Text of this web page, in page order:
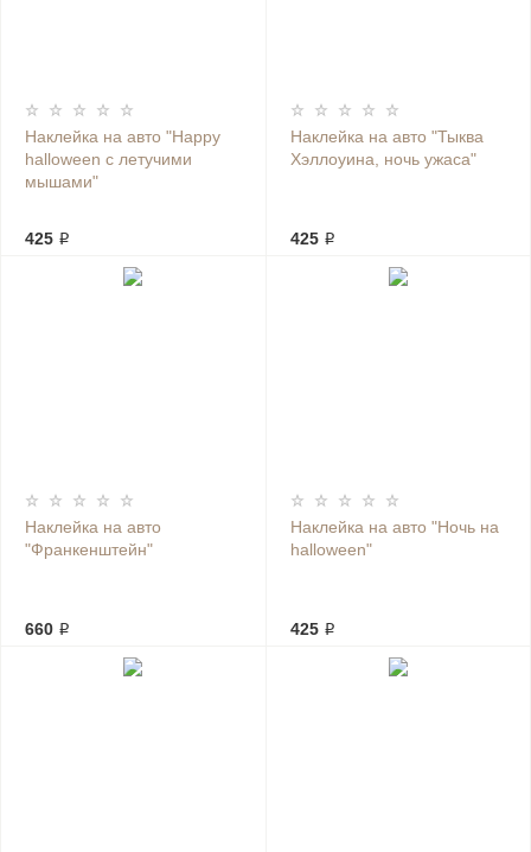
Наклейка на авто "Happy
halloween с летучими
мышами"
425 ₽
Наклейка на авто "Тыква
Хэллоуина, ночь ужаса"
425 ₽
Наклейка на авто
"Франкенштейн"
660 ₽
Наклейка на авто "Ночь на
halloween"
425 ₽